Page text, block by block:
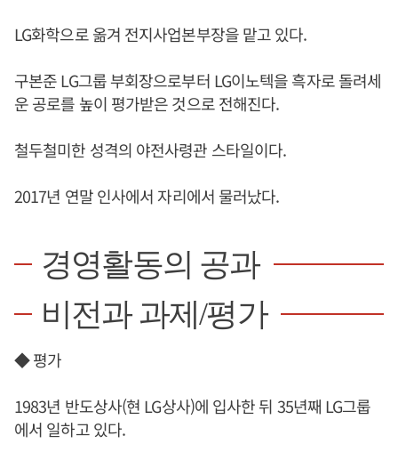
LG화학으로 옮겨 전지사업본부장을 맡고 있다.
구본준 LG그룹 부회장으로부터 LG이노텍을 흑자로 돌려세
운 공로를 높이 평가받은 것으로 전해진다.
철두철미한 성격의 야전사령관 스타일이다.
2017년 연말 인사에서 자리에서 물러났다.
경영활동의 공과
비전과 과제/평가
◆ 평가
1983년 반도상사(현 LG상사)에 입사한 뒤 35년째 LG그룹
에서 일하고 있다.